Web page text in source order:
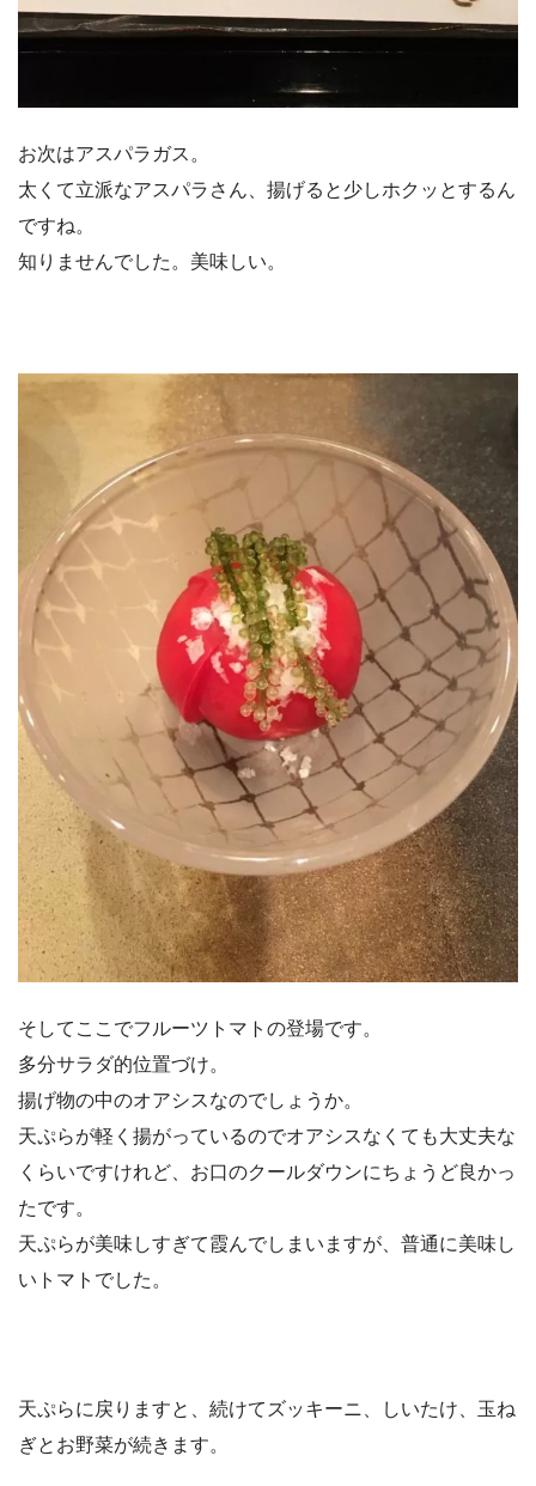
お次はアスパラガス。
太くて立派なアスパラさん、揚げると少しホクッとするん
ですね。
知りませんでした。美味しい。
そしてここでフルーツトマトの登場です。
多分サラダ的位置づけ。
揚げ物の中のオアシスなのでしょうか。
天ぷらが軽く揚がっているのでオアシスなくても大丈夫な
くらいですけれど、お口のクールダウンにちょうど良かっ
たです。
天ぷらが美味しすぎて霞んでしまいますが、普通に美味し
いトマトでした。
天ぷらに戻りますと、続けてズッキーニ、しいたけ、玉ね
ぎとお野菜が続きます。